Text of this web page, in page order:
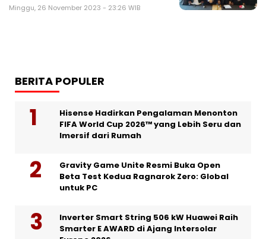
Minggu, 26 November 2023 - 23:26 WIB
BERITA POPULER
Hisense Hadirkan Pengalaman Menonton
FIFA World Cup 2026™ yang Lebih Seru dan
Imersif dari Rumah
Gravity Game Unite Resmi Buka Open
Beta Test Kedua Ragnarok Zero: Global
untuk PC
Inverter Smart String 506 kW Huawei Raih
Smarter E AWARD di Ajang Intersolar